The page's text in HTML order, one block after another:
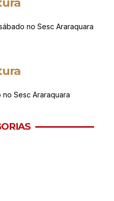
no Sesc Araraquara
Sesc Araraquara